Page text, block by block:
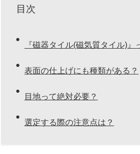
目次
『磁器タイル(磁気質タイル)
表面の仕上げにも種類がある？
目地って絶対必要？
選定する際の注意点は？